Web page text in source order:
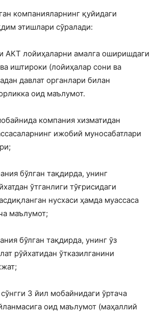
компанияларнинг қуйидаги
этишлари сўралади:
АКТ лойиҳаларни амалга оширишдаги
иштироки (лойиҳалар сони ва
давлат органлари билан
оид маълумот.
компания хизматидан
ижобий муносабатлари
бўлган тақдирда, унинг
ўтганлиги тўғрисидаги
нусхаси ҳамда муассаса
маълумот;
бўлган тақдирда, унинг ўз
рўйхатидан ўтказилганини
3 йил мобайнидаги ўртача
оид маълумот (маҳаллий